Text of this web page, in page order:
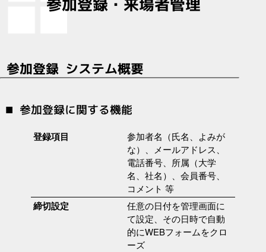
参加登録 システム概要
参加登録に関する機能
登録項目
参加者名（氏名、よみが
な）、メールアドレス、
電話番号、所属（大学
名、社名）、会員番号、
コメント 等
締切設定
任意の日付を管理画面に
て設定、その日時で自動
的にWEBフォームをクロ
ーズ